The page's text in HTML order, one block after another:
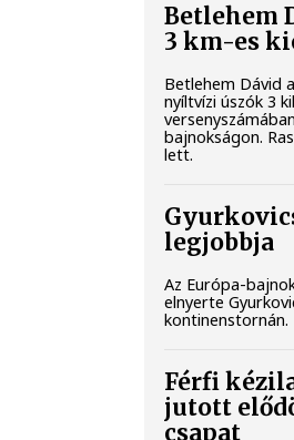
Betlehem
3 km-es
Betlehem Dávid
nyíltvízi úszók 3
bajnokságon.
lett.
legjobbja
Az Európa-
elnyerte
kontinenstornán.
Férfi
jutott
csapat